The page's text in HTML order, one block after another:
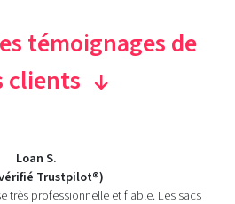
témoignages de
clients
Loan S.
Trustpilot®)
très professionnelle et fiable. Les sacs